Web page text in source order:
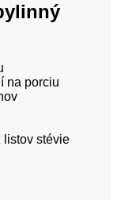
na porciu
listov stévie